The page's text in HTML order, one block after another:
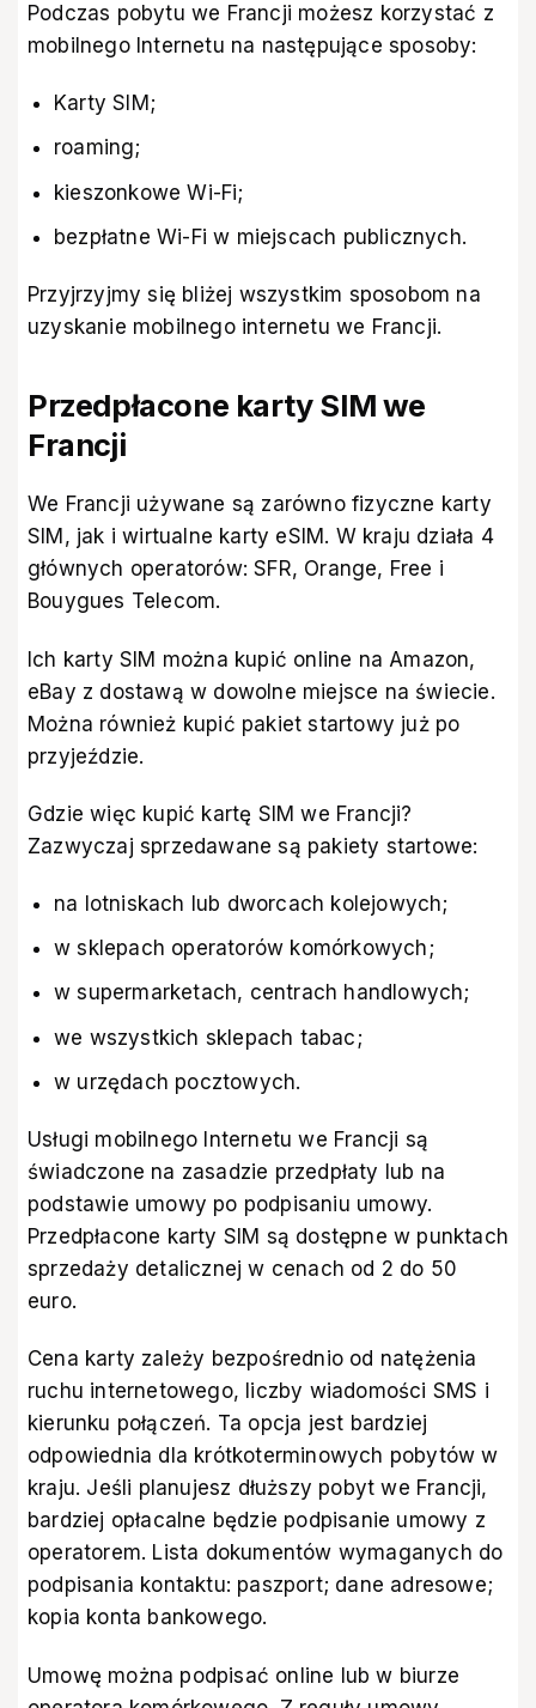
Podczas pobytu we Francji możesz korzystać z
mobilnego Internetu na następujące sposoby:
Karty SIM;
roaming;
kieszonkowe Wi-Fi;
bezpłatne Wi-Fi w miejscach publicznych.
Przyjrzyjmy się bliżej wszystkim sposobom na
uzyskanie mobilnego internetu we Francji.
Przedpłacone karty SIM we
Francji
We Francji używane są zarówno fizyczne karty
SIM, jak i wirtualne karty eSIM. W kraju działa 4
głównych operatorów: SFR, Orange, Free i
Bouygues Telecom.
Ich karty SIM można kupić online na Amazon,
eBay z dostawą w dowolne miejsce na świecie.
Można również kupić pakiet startowy już po
przyjeździe.
Gdzie więc kupić kartę SIM we Francji?
Zazwyczaj sprzedawane są pakiety startowe:
na lotniskach lub dworcach kolejowych;
w sklepach operatorów komórkowych;
w supermarketach, centrach handlowych;
we wszystkich sklepach tabac;
w urzędach pocztowych.
Usługi mobilnego Internetu we Francji są
świadczone na zasadzie przedpłaty lub na
podstawie umowy po podpisaniu umowy.
Przedpłacone karty SIM są dostępne w punktach
sprzedaży detalicznej w cenach od 2 do 50
euro.
Cena karty zależy bezpośrednio od natężenia
ruchu internetowego, liczby wiadomości SMS i
kierunku połączeń. Ta opcja jest bardziej
odpowiednia dla krótkoterminowych pobytów w
kraju. Jeśli planujesz dłuższy pobyt we Francji,
bardziej opłacalne będzie podpisanie umowy z
operatorem. Lista dokumentów wymaganych do
podpisania kontaktu: paszport; dane adresowe;
kopia konta bankowego.
Umowę można podpisać online lub w biurze